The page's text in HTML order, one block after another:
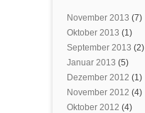
November 2013 (7)
Oktober 2013 (1)
September 2013 (2)
Januar 2013 (5)
Dezember 2012 (1)
November 2012 (4)
Oktober 2012 (4)